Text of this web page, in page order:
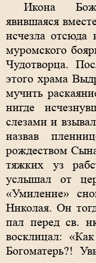
Икона
явившаяся
исчезла отсюда
муромского
Чудотворца.
этого храма
мучить
нигде
слезами и
назвав
рождеством
тяжких уз
услышал от
«Умиление»
Николая. Он
пал перед св.
восклицал:
Богоматерь?!